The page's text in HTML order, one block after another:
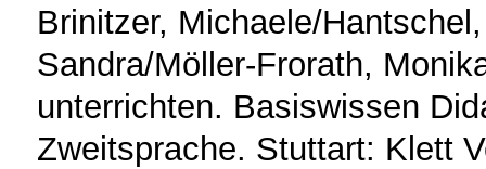
Brinitzer, Michaele/
Sandra/Möller-Frorath,
unterrichten. Basiswissen
Zweitsprache. Stuttart: Klett